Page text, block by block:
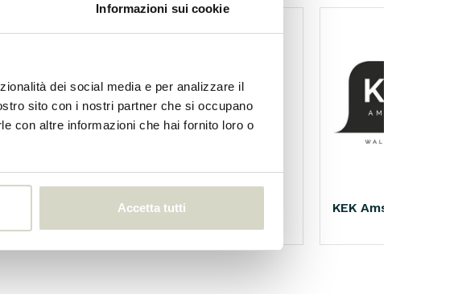
Informazioni sui cookie
dei social media e per analizzare il
sito con i nostri partner che si occupano
con altre informazioni che hai fornito loro o
Accetta tuttiNicolas Vahé KEK Amsterdam